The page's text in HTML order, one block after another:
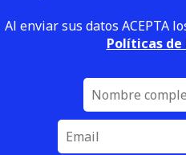
Al enviar sus datos ACEPTA
Políticas de